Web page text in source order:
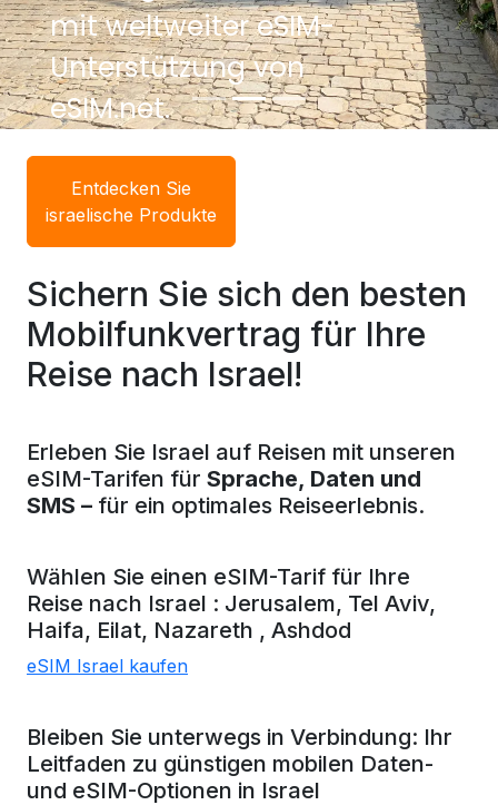
mit weltweiter eSIM-
Unterstützung von
eSIM.net.
Entdecken Sie
israelische Produkte
Sichern Sie sich den besten
Mobilfunkvertrag für Ihre
Reise nach Israel!
Erleben Sie Israel auf Reisen mit unseren
eSIM-Tarifen für Sprache, Daten und
SMS – für ein optimales Reiseerlebnis.
Wählen Sie einen eSIM-Tarif für Ihre
Reise nach Israel : Jerusalem, Tel Aviv,
Haifa, Eilat, Nazareth , Ashdod
eSIM Israel kaufen
Bleiben Sie unterwegs in Verbindung: Ihr
Leitfaden zu günstigen mobilen Daten-
und eSIM-Optionen in Israel